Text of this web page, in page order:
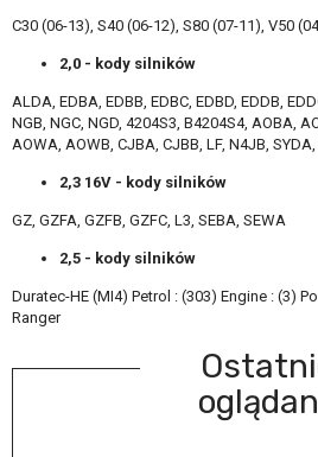
C30 (06-13), S40 (06-12), S80 (07-11), V50
2,0 - kody silników
ALDA, EDBA, EDBB, EDBC, EDBD, EDDB,
NGB, NGC, NGD, 4204S3, B4204S4, AOBA,
AOWA, AOWB, CJBA, CJBB, LF, N4JB,
2,3 16V - kody silników
GZ, GZFA, GZFB, GZFC, L3, SEBA, SEWA
2,5 - kody silników
Duratec-HE (MI4) Petrol : (303) Engine : (3)
Ranger